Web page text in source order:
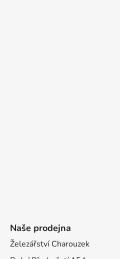
Naše prodejna
Železářství Charouzek